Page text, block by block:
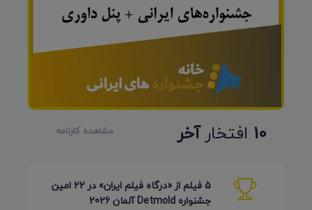
10 افتخارآخر مشاهده کارنامه
5 فیلم از «درگاه فیلم ایران» در 22 امین
جشنواره Detmold آلمان 2026